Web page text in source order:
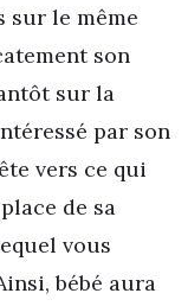
sur le même
son
sur la
par son
vers ce qui
de sa
vous
bébé aura